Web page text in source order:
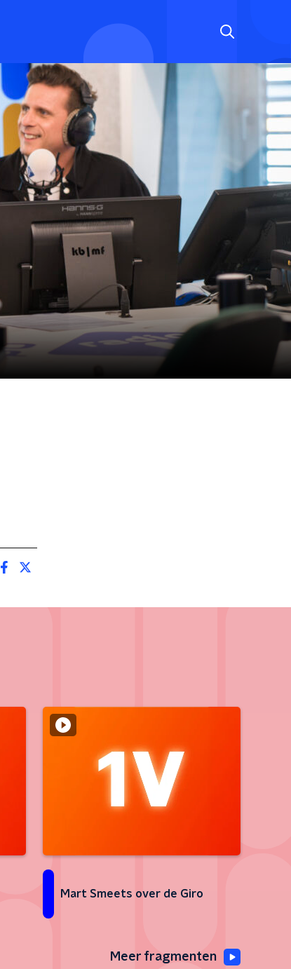
Mart Smeets over de Giro
Meer fragmenten